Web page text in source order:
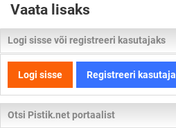
Vaata lisaks
Logi sisse või registreeri kasutajaks
Logi sisse Registreeri kasutaja
Otsi Pistik.net portaalist